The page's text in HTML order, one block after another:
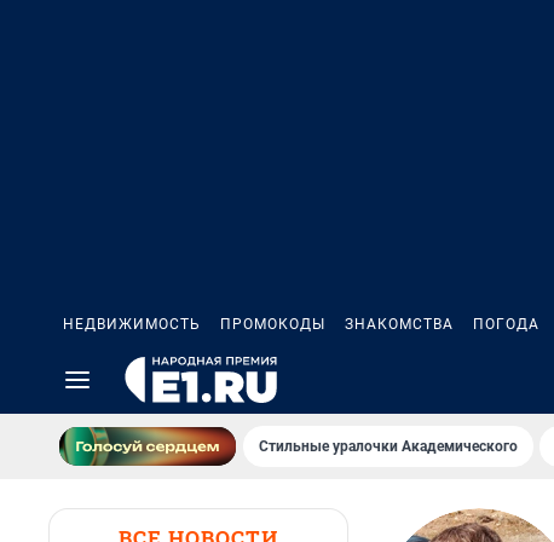
НЕДВИЖИМОСТЬ ПРОМОКОДЫ ЗНАКОМСТВА ПОГОДА
Стильные уралочки Академического